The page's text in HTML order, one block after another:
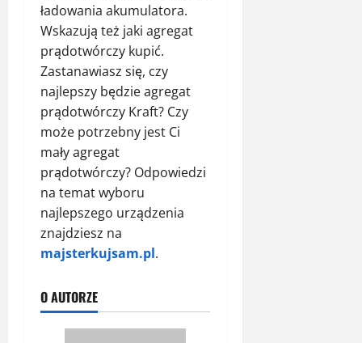
ładowania akumulatora.
Wskazują też jaki agregat
prądotwórczy kupić.
Zastanawiasz się, czy
najlepszy będzie agregat
prądotwórczy Kraft? Czy
może potrzebny jest Ci
mały agregat
prądotwórczy? Odpowiedzi
na temat wyboru
najlepszego urządzenia
znajdziesz na
majsterkujsam.pl.
O AUTORZE